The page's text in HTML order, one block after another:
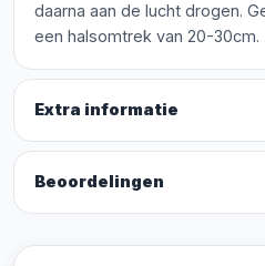
daarna aan de lucht drogen.
een halsomtrek van 20-30cm.
Extra informatie
Beoordelingen